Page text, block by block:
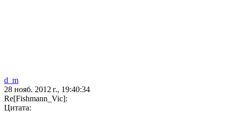
d_m
28 нояб. 2012 г., 19:40:34
Re[Fishmann_Vic]:
Цитата: